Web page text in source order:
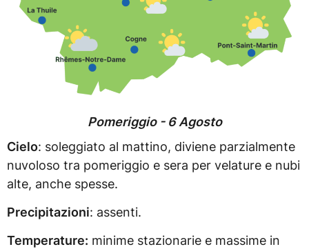
Pomeriggio - 6 Agosto
Cielo: soleggiato al mattino, diviene parzialmente
nuvoloso tra pomeriggio e sera per velature e nubi
alte, anche spesse.
Precipitazioni: assenti.
Temperature: minime stazionarie e massime in